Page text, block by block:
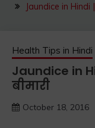
Jaundice in Hindi |
Health Tips in Hindi
Jaundice in
बीमारी
October 18, 2016